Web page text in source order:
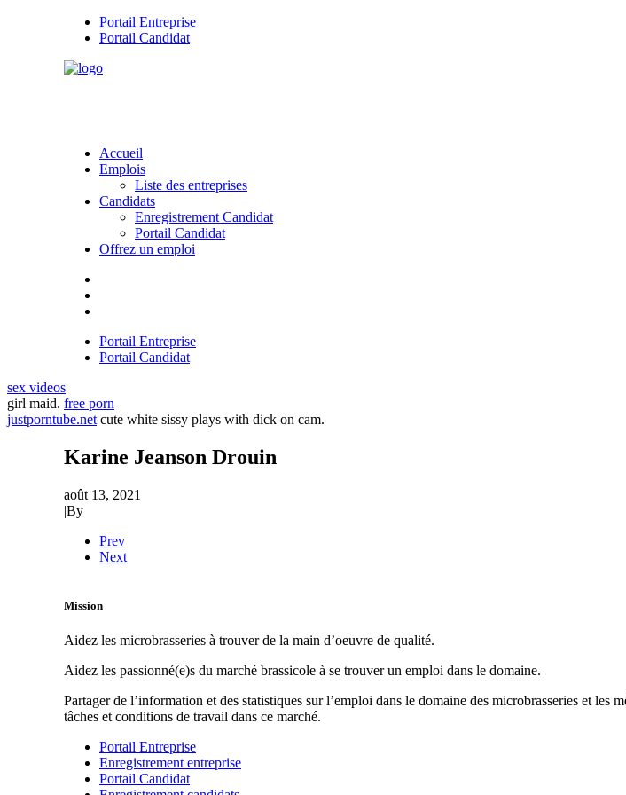
Portail Entreprise
Portail Candidat
Accueil
Emplois
Liste des entreprises
Candidats
Enregistrement Candidat
Portail Candidat
Offrez un emploi
Portail Entreprise
Portail Candidat
sex videos
girl maid. free porn
justporntube.net cute white sissy plays with dick on cam.
Karine Jeanson Drouin
août 13, 2021
|By
Prev
Next
Mission
Aidez les microbrasseries à trouver de la main d’oeuvre de qualité.
Aidez les passionné(e)s du marché brassicole à se trouver un emploi dans le domaine.
Partager de l’information et des statistiques sur l’emploi dans le domaine des microbrasseries et les
tâches et conditions de travail dans ce marché.
Portail Entreprise
Enregistrement entreprise
Portail Candidat